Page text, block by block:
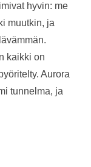
hyvin: me
muutkin, ja
kaikki on
Aurora
tunnelma, ja